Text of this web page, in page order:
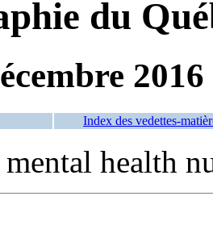
du
2016
Index des vedettes-
health